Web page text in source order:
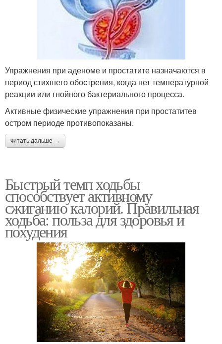
Упражнения при аденоме и простатите назначаются в
период стихшего обострения, когда нет температурной
реакции или гнойного бактериального процесса.
Активные физические упражнения при простатитев
остром периоде противопоказаны.
читать дальше →
Быстрый темп ходьбы
способствует активному
сжиганию калорий. Правильная
ходьба: польза для здоровья и
похудения